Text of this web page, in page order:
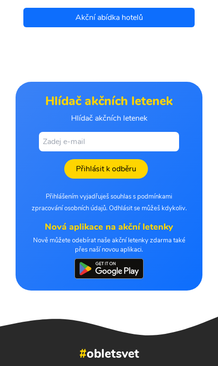
Akční abídka hotelů
Hlídač akčních letenek
Hlídač akčních letenek
Přihlásit k odběru
Přihlášením vyjadřuješ souhlas s podmínkami
zpracování osobních údajů. Odhlásit se můžeš kdykoliv.
Nová aplikace na akční letenky
Nově můžete odebírat naše akční letenky zdarma také
přes naší novou aplikaci.
#obletsvet